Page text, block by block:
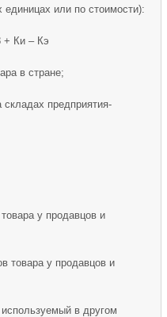
или по стоимости):
Ки – Кэ
в стране;
предприятия-
у продавцов и
товара у продавцов и
в дру­гом